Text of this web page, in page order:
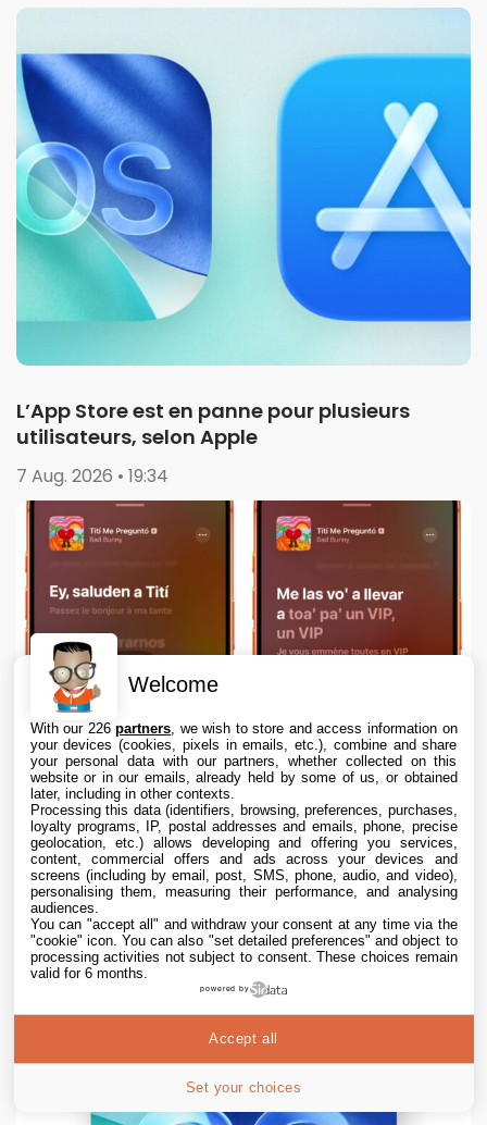
L’App Store est en panne pour plusieurs
utilisateurs, selon Apple
7 Aug. 2026 • 19:34
Apple Music : la traduction des paroles en
français est en cours de déploiement
7 Aug. 2026 • 18:46
Welcome
With our 226partners , we wish to store and access information on
your devices (cookies, pixels in emails, etc.), combine and share
your personal data with our partners, whether collected on this
website or in our emails, already held by some of us, or obtained
later, including in other contexts.
Processing this data (identifiers, browsing, preferences, purchases,
loyalty programs, IP, postal addresses and emails, phone, precise
geolocation, etc.) allows developing and offering you services,
content, commercial offers and ads across your devices and
screens (including by email, post, SMS, phone, audio, and video),
personalising them, measuring their performance, and analysing
audiences.
You can "accept all" and withdraw your consent at any time via the
"cookie" icon. You can also "set detailed preferences" and object to
processing activities not subject to consent. These choices remain
valid for 6 months.
powered by
Set your choices
Accept all